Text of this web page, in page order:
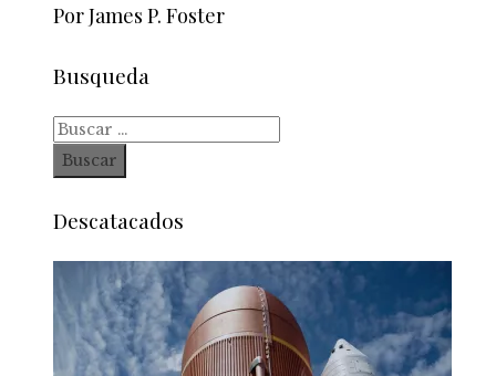
Por James P. Foster
Busqueda
Buscar:
Descatacados